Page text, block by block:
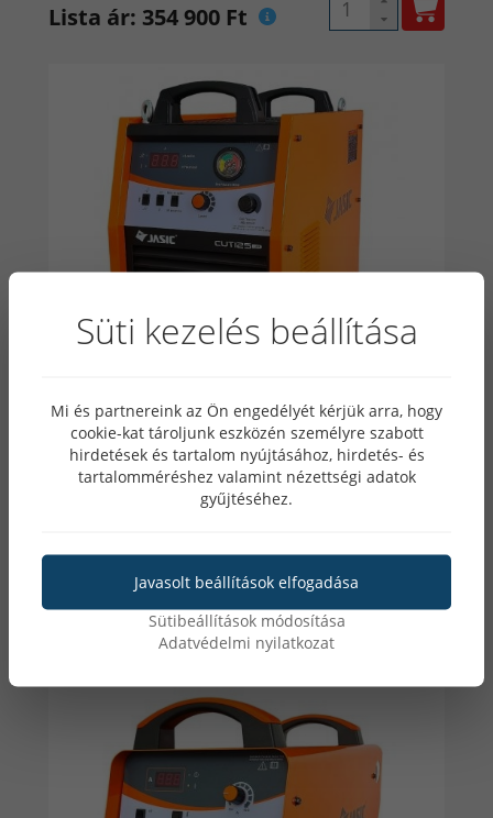
Lista ár: 354 900 Ft
JASIC CUT125 (L312) CNC inverteres
2+1* év Garancia!
Lista ár: 1 014 730 Ft
Süti kezelés beállítása
Mi és partnereink az Ön engedélyét kérjük arra, hogy
cookie-kat tároljunk eszközén személyre szabott
hirdetések és tartalom nyújtásához, hirdetés- és
tartalomméréshez valamint nézettségi adatok
gyűjtéséhez.
Javasolt beállítások elfogadása
Sütibeállítások módosítása
Adatvédelmi nyilatkozat